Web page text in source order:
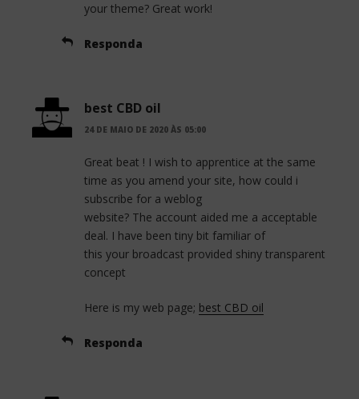
your theme? Great work!
Responda
best CBD oil
24 DE MAIO DE 2020 ÀS 05:00
Great beat ! I wish to apprentice at the same
time as you amend your site, how could i
subscribe for a weblog
website? The account aided me a acceptable
deal. I have been tiny bit familiar of
this your broadcast provided shiny transparent
concept
Here is my web page; best CBD oil
Responda